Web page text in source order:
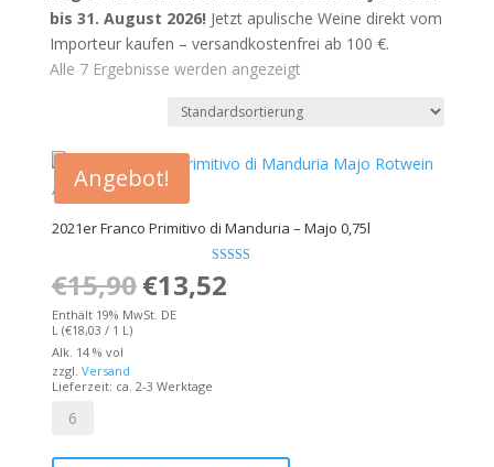
bis 31. August 2026! Jetzt apulische Weine direkt vom
Importeur kaufen – versandkostenfrei ab 100 €.
Alle 7 Ergebnisse werden angezeigt
Angebot!
2021er Franco Primitivo di Manduria – Majo 0,75l
Bewertet mit
5.00
€15,90 Ursprünglicher
Preis
€15,90
€13,52
Enthält 19% MwSt. DE
L (€18,03 / 1 L)
Alk. 14 % vol
zzgl. Versand
Lieferzeit: ca. 2-3 Werktage
2021er
Franco